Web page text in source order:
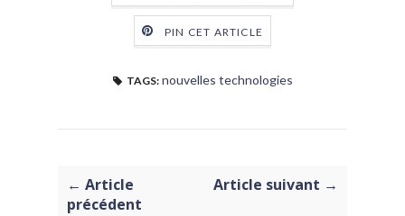
PIN CET ARTICLE
TAGS: nouvelles technologies
← Article
précédent
Article suivant →